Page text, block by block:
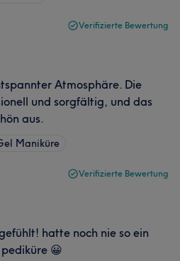
Verifizierte Bewertung
Atmosphäre. Die
und sorgfältig, und das
aus.
Maniküre
Verifizierte Bewertung
hatte noch nie so ein
😀